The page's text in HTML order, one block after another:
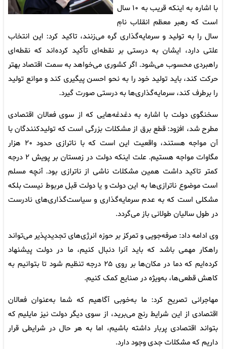
با اشاره به اینکه قریب به ۱۰ سال
است که رهبر معظم انقلاب نامِ
سال را به تولید و سرمایه‌گذاری گره می‌زنند، تاکید کرد: این انتخاب
علتی دارد، ایشان به درستی بر نقطه‌ای تأکید کرده‌اند که نقطه‌ای
راهبردی محسوب می‌شود. اگر کشوری می‌خواهد به سمت اقتصاد بهتر
حرکت کند، باید تولید خود را به نحو احسن پیگیری کند و موانع تولید
را برطرف کند، سرمایه‌گذاری‌ها به درستی صورت گیرد.
سخنگوی دولت با اشاره به دغدغه‌هایی که از سوی فعالان اقتصادی
مطرح شد، افزود: قطع برق از مشکلات بزرگی است که تولیدکنندگان با
آن مواجه هستند، واقعیت این است که با ناترازی حدود ۲۰ هزار
مگاوات مواجه هستیم. علت اینکه دولت در زمستان بر پویش ۲ درجه
کمتر تاکید داشت همین مشکلات ناشی از ناترازی بود. آنچه مسلم
است موضوع ناترازی‌ها به این دولت و یا دولت قبل مربوط نیست بلکه
مشکلی است که به عدم سرمایه‌گذاری و سیاست‌گذاری‌های نادرست
در طول سالیان طولانی باز می‌گردد.
وی ادامه داد: صرفه‌جویی و تمرکز بر حوزه انرژی‌های تجدیدپذیر می‌تواند
راهکار مهمی باشد که باید آنرا دنبال کنیم، ما در دولت پیشنهاد
کرده‌ایم که دما در مکان‌ها بر روی ۲۵ درجه تنظیم شود تا بتوانیم به
کاهش قطعی‌ها، به‌ویژه در صنایع کمک کنیم.
مهاجرانی تصریح کرد: ما به‌خوبی آگاهیم که شما به‌عنوان فعالان
اقتصادی از این شرایط رنج می‌برید، از سوی دیگر دولت نیز مایلیم که
بتواند اقتصادی پربار داشته باشیم، اما به هر حال در شرایطی قرار
داریم که مشکلات جدی وجود دارد.